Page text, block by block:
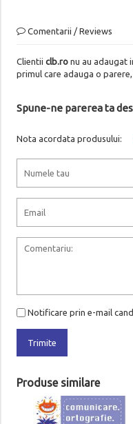
Comentarii / Reviews
Clientii clb.ronu au adaugat
primul care adauga o
Spune-ne parerea ta
Nota acordata produsului:
Notificare prin e-mail
Trimite
Produse similare